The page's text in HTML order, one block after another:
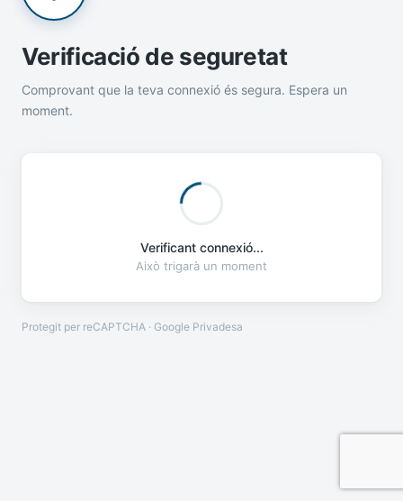
Verificació de seguretat
Comprovant que la teva connexió és segura. Espera un
moment.
Verificant connexió...
Això trigarà un moment
Protegit per reCAPTCHA · Google Privadesa